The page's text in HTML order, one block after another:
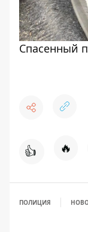
Спасенный
👍 🔥
ПОЛИЦИЯ